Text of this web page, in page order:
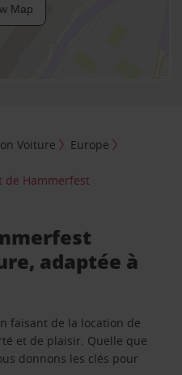
Map
Voiture
Europe
de Hammerfest
adaptée à
faisant de la location de
et de plaisir. Quelle que
donnons les clés pour